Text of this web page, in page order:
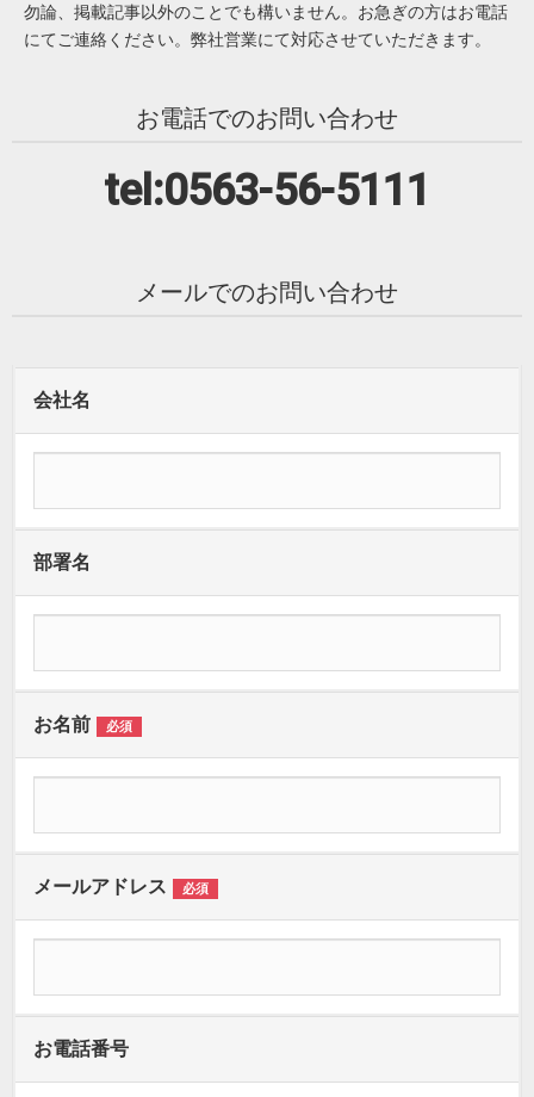
勿論、掲載記事以外のことでも構いません。お急ぎの方はお電話
にてご連絡ください。弊社営業にて対応させていただきます。
お電話でのお問い合わせ
tel:0563-56-5111
メールでのお問い合わせ
会社名
部署名
お名前 必須
メールアドレス 必須
お電話番号